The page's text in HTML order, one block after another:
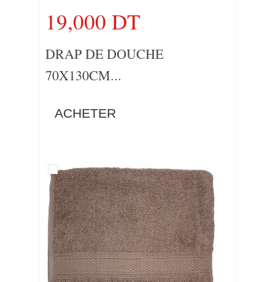
19,000 DT
DRAP DE DOUCHE
70X130CM...
ACHETER